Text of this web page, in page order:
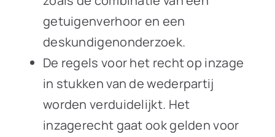
getuigenverhoor en een
deskundigenonderzoek.
De regels voor het recht op inzage
in stukken van de wederpartij
worden verduidelijkt. Het
inzagerecht gaat ook gelden voor